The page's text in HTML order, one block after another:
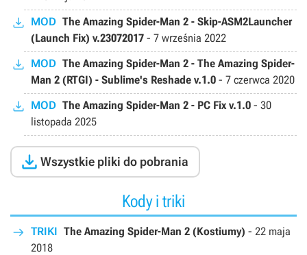
MOD The Amazing Spider-Man 2 - Skip-ASM2Launcher
(Launch Fix) v.23072017 - 7 września 2022
MOD The Amazing Spider-Man 2 - The Amazing Spider-
Man 2 (RTGI) - Sublime's Reshade v.1.0 - 7 czerwca 2020
MOD The Amazing Spider-Man 2 - PC Fix v.1.0 - 30
listopada 2025
 Wszystkie pliki do pobrania
Kody i triki
TRIKI The Amazing Spider-Man 2 (Kostiumy) - 22 maja
2018